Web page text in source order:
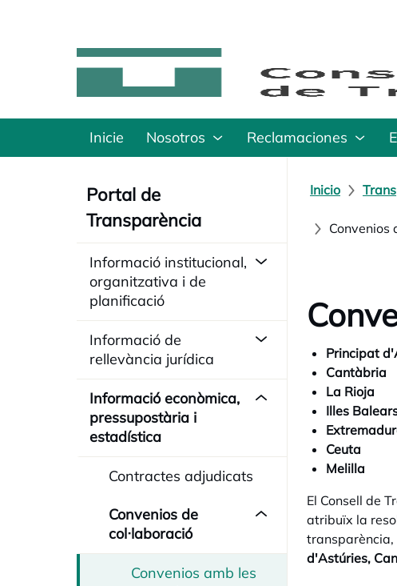
Inicie Nosotros Reclamaciones
Portal de
Transparència
Informació institucional,
organitzativa i de
planificació
Informació de
rellevància jurídica
Informació econòmica,
pressupostària i
estadística
Contractes adjudicats
Convenios de
col·laboració
Convenios amb les
Inicio
Convenios
Principat
Cantàbria
La Rioja
Illes
Ceuta
Melilla
El Consell de
atribuïx la
transparència,
d'Astúries,